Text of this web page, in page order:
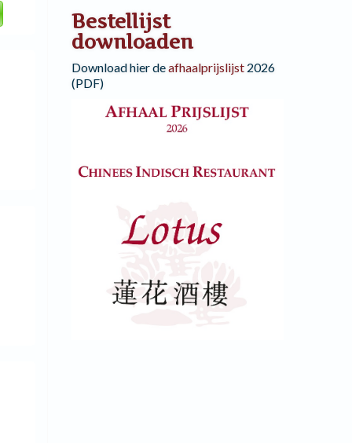
Bestellijst
downloaden
Download hier deafhaalprijslijst 2026
(PDF)